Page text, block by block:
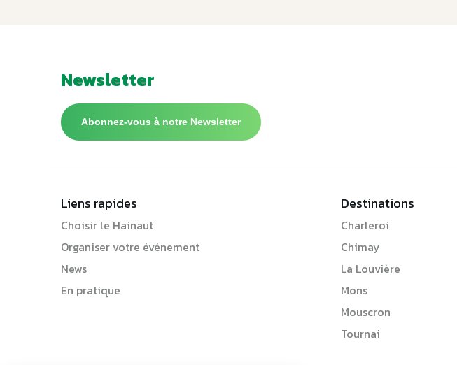
Newsletter
Abonnez-vous à notre Newsletter
Liens rapides
Choisir le Hainaut
Organiser votre événement
News
En pratique
Destinations
Charleroi
Chimay
La Louvière
Mons
Mouscron
Tournai